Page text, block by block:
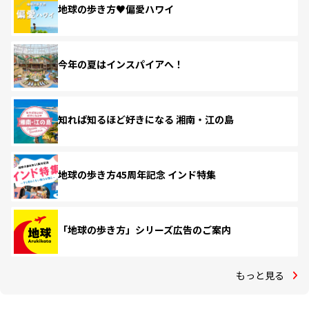
地球の歩き方♥偏愛ハワイ
今年の夏はインスパイアへ！
知れば知るほど好きになる 湘南・江の島
地球の歩き方45周年記念 インド特集
「地球の歩き方」シリーズ広告のご案内
もっと見る